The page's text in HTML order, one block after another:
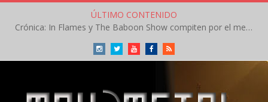
ÚLTIMO CONTENIDO
Crónica: In Flames y The Baboon Show compiten por el mejor concierto del día en el Leyendas del Rock – Viernes – Agosto 2026
InstagramTwitterYoutubeFacebookRSS